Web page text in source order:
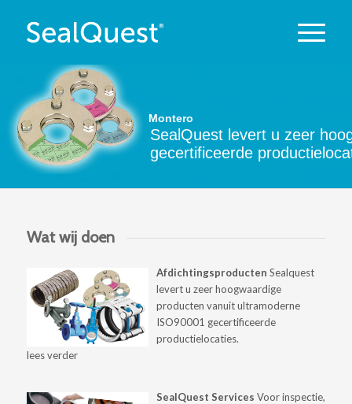
Montero
SealQuest levert u zeer
gecertificeerde
Wat wij doen
Afdichtingsproducten Sealquest
levert u zeer hoogwaardige
producten vanuit ultramoderne
ISO90001 gecertificeerde
productielocaties.
lees verder
SealQuest Services Voor inspectie,